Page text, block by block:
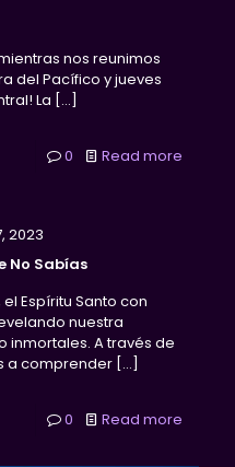
nos reunimos
del Pacífico y jueves
La […]
0 Read more
2023
No Sabías
Espíritu Santo con
nuestra
A través de
a comprender […]
0 Read more